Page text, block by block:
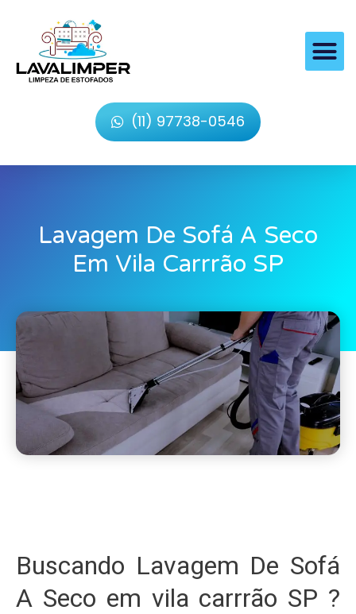
(11) 97738-0546
Lavagem De Sofá A Seco
Em Vila Carrrão SP
Buscando Lavagem De Sofá
A Seco em vila carrrão SP ?